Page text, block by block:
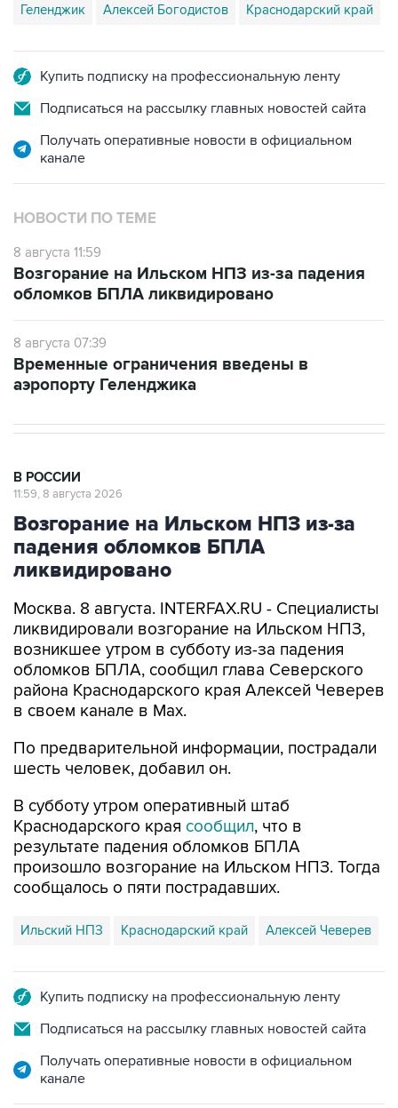
Геленджик Алексей Богодистов Краснодарский край
Купить подписку на профессиональную ленту
Подписаться на рассылку главных новостей сайта
Получать оперативные новости в официальном
канале
НОВОСТИ ПО ТЕМЕ
8 августа 11:59
Возгорание на Ильском НПЗ из-за падения
обломков БПЛА ликвидировано
8 августа 07:39
Временные ограничения введены в
аэропорту Геленджика
В РОССИИ
11:59, 8 августа 2026
Возгорание на Ильском НПЗ из-за
падения обломков БПЛА
ликвидировано
Москва. 8 августа. INTERFAX.RU - Специалисты
ликвидировали возгорание на Ильском НПЗ,
возникшее утром в субботу из-за падения
обломков БПЛА, сообщил глава Северского
района Краснодарского края Алексей Чеверев
в своем канале в Max.
По предварительной информации, пострадали
шесть человек, добавил он.
В субботу утром оперативный штаб
Краснодарского края сообщил, что в
результате падения обломков БПЛА
произошло возгорание на Ильском НПЗ. Тогда
сообщалось о пяти пострадавших.
Ильский НПЗ Краснодарский край Алексей Чеверев
Купить подписку на профессиональную ленту
Подписаться на рассылку главных новостей сайта
Получать оперативные новости в официальном
канале